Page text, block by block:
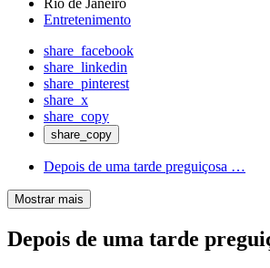
Entretenimento
share_facebook
share_linkedin
share_pinterest
share_x
share_copy
share_copy
Depois de uma tarde preguiçosa …
Mostrar mais
Depois de uma tarde